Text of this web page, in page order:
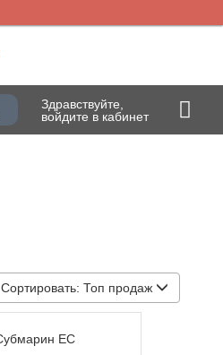
Здравствуйте,
войдите в кабинет
Сортировать: Топ продаж